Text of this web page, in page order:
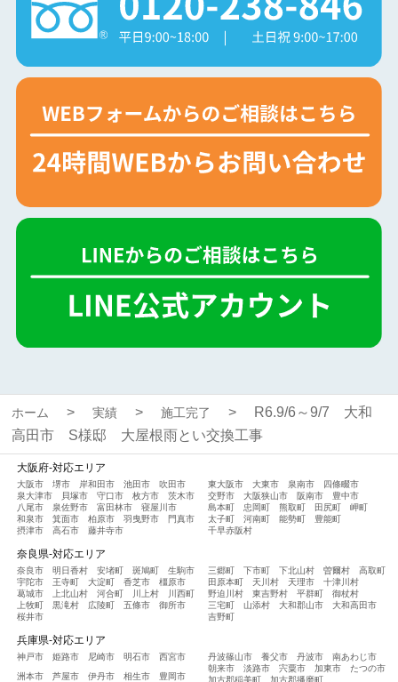
ホーム 実績 施工完了
R6.9/6～9/7 大和
高田市 S様邸 大屋根雨とい交換工事
大阪府-対応エリア
大阪市 堺市 岸和田市 池田市
吹田市
泉大津市
貝塚市 守口市 枚方市
茨木市
八尾市
泉佐野市 富田林市
寝屋川市
和泉市
箕面市 柏原市 羽曳野市
門真市
摂津市
高石市 藤井寺市
東大阪市 大東市 泉南市
四條畷市
交野市
大阪狭山市 阪南市
豊中市
島本町
忠岡町 熊取町 田尻町
岬町
太子町
河南町 能勢町
豊能町
千早赤阪村
奈良県-対応エリア
奈良市 明日香村 安堵町 斑鳩町
生駒市
宇陀市
王寺町 大淀町 香芝市
橿原市
葛城市
上北山村 河合町 川上村
川西町
上牧町
黒滝村 広陵町 五條市
御所市
桜井市
三郷町 下市町 下北山村 曽爾村
高取町
田原本町
天川村 天理市
十津川村
野迫川村
東吉野村 平群町
御杖村
三宅町
山添村 大和郡山市
大和高田市
吉野町
兵庫県-対応エリア
神戸市 姫路市 尼崎市 明石市 西宮市
洲本市 芦屋市 伊丹市 相生市 豊岡市
丹波篠山市 養父市 丹波市
南あわじ市
朝来市
淡路市 宍粟市 加東市
たつの市
加古郡稲美町
加古郡播磨町